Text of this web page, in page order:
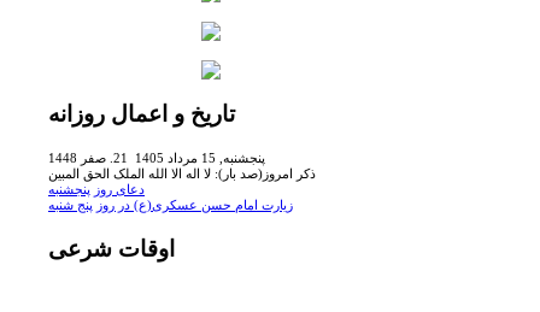
تاریخ و اعمال روزانه
پنجشنبه, 15 مرداد 1405 21. صفر 1448
ذکر امروز(صد بار): لا اله الا الله الملک الحق المبین
دعای روز پنجشنبه
زیارت امام حسن عسکرى(ع) در روز پنج شنبه
اوقات شرعی